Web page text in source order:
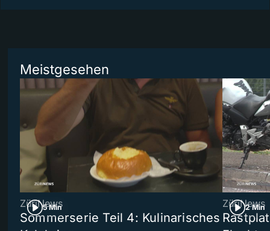
Meistgesehen
5 Min
ZüriNews
Sommerserie Teil 4: Kulinarisches
2 Min
ZüriNews